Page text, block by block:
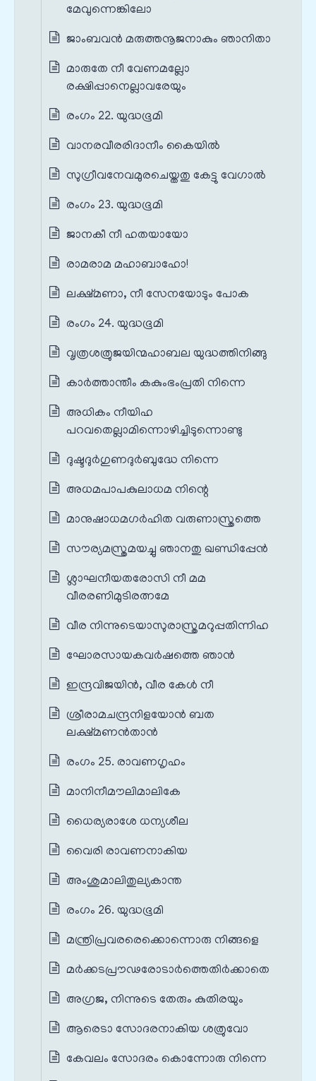
മേവുന്നെങ്കിലോ
ജാംബവൻ മരുത്തനൂജനാകും ഞാനിതാ
മാരുതേ നീ വേണമല്ലോ
രക്ഷിപ്പാനെല്ലാവരേയും
രംഗം 22. യുദ്ധഭൂമി
വാനരവീരരിദാനീം കൈയിൽ
സുഗ്രീവനേവമുരചെയ്തതു കേട്ടു വേഗാൽ
രംഗം 23. യുദ്ധഭൂമി
ജാനകീ നീ ഹതയായോ
രാമരാമ മഹാബാഹോ!
ലക്ഷ്മണാ, നീ സേനയോടും പോക
രംഗം 24. യുദ്ധഭൂമി
വൃത്രശത്രുജയിന്മഹാബല യുദ്ധത്തിനിങ്ങു
കാർത്താന്തീം കകുംഭംപ്രതി നിന്നെ
അധികം നീയിഹ
പറവതെല്ലാമിന്നൊഴിച്ചിടുന്നൊണ്ടു
ദുഷ്ടദുർഗുണദുർബുദ്ധേ നിന്നെ
അധമപാപകുലാധമ നിന്റെ
മാനുഷാധമഗർഹിത വരുണാസ്ത്രത്തെ
സൗര്യമസ്ത്രമയച്ചു ഞാനതു ഖണ്ഡിപ്പേൻ
ശ്ലാഘനീയതരോസി നീ മമ
വീരരണിമുടിരത്നമേ
വീര നിന്നുടെയാസുരാസ്ത്രമറുപ്പതിന്നിഹ
ഘോരസായകവർഷത്തെ ഞാൻ
ഇന്ദ്രവിജയിൻ, വീര കേൾ നീ
ശ്രീരാമചന്ദ്രനിളയോൻ ബത
ലക്ഷ്മണൻതാൻ
രംഗം 25. രാവണഗൃഹം
മാനിനീമൗലിമാലികേ
ധൈര്യരാശേ ധന്യശീല
വൈരി രാവണനാകിയ
അംശുമാലിതുല്യകാന്ത
രംഗം 26. യുദ്ധഭൂമി
മന്ത്രിപ്രവരരെക്കൊന്നൊരു നിങ്ങളെ
മർക്കടപ്രൗഢരോടാർത്തെതിർക്കാതെ
അഗ്രജ, നിന്നുടെ തേരും കുതിരയും
ആരെടാ സോദരനാകിയ ശത്രുവോ
കേവലം സോദരം കൊന്നോരു നിന്നെ